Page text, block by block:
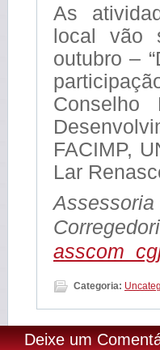
As
local vão
outubro –
Conselho
FACIMP,
Lar
Assessoria
Categoria:
Deixe um